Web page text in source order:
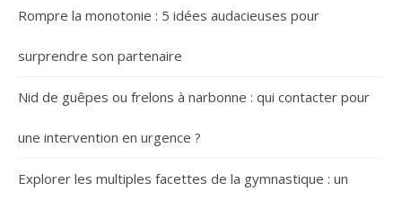
Rompre la monotonie : 5 idées audacieuses pour
surprendre son partenaire
Nid de guêpes ou frelons à narbonne : qui contacter pour
une intervention en urgence ?
Explorer les multiples facettes de la gymnastique : un